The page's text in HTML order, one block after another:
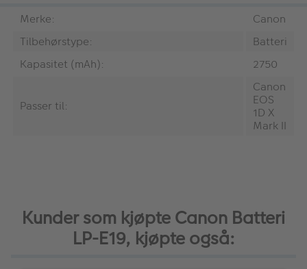
Merke:
Canon
Tilbehørstype:
Batteri
Kapasitet (mAh):
2750
Passer til:
Canon
EOS
1D X
Mark II
Kunder som kjøpte Canon Batteri
LP-E19, kjøpte også: